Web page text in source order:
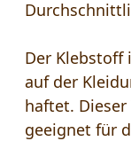
Der Klebstoff
auf der
haftet.
geeignet für